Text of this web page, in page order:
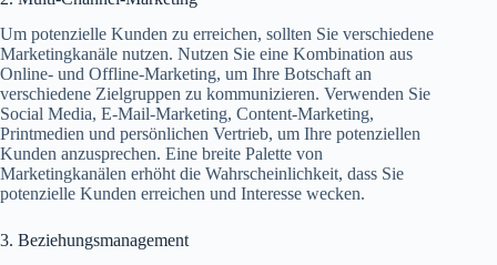
Um potenzielle Kunden zu erreichen, sollten Sie verschiedene
Marketingkanäle nutzen. Nutzen Sie eine Kombination aus
Online- und Offline-Marketing, um Ihre Botschaft an
verschiedene Zielgruppen zu kommunizieren. Verwenden Sie
Social Media, E-Mail-Marketing, Content-Marketing,
Printmedien und persönlichen Vertrieb, um Ihre potenziellen
Kunden anzusprechen. Eine breite Palette von
Marketingkanälen erhöht die Wahrscheinlichkeit, dass Sie
potenzielle Kunden erreichen und Interesse wecken.
3. Beziehungsmanagement